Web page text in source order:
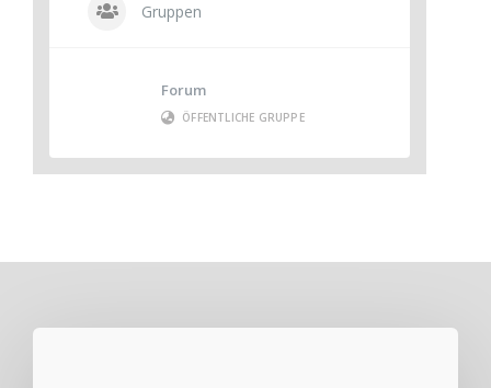
Gruppen
Forum
ÖFFENTLICHE GRUPPE